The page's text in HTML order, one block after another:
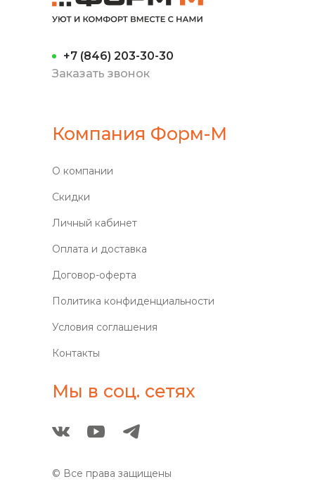
+7 (846) 203-30-30
Заказать звонок
Компания Форм-М
О компании
Скидки
Личный кабинет
Оплата и доставка
Договор-оферта
Политика конфиденциальности
Условия соглашения
Контакты
Мы в соц. сетях
© Все права защищены